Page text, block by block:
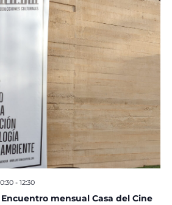
mensual Casa del Cine
- 12:30